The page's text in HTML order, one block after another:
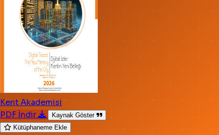
Kent Akademisi
PDF İndir
Kaynak Göster
Kütüphaneme Ekle